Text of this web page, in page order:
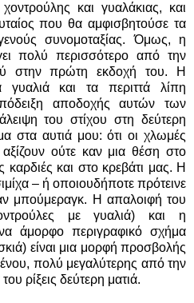
και γυαλάκιας, και
που θα αμφισβητούσε τα
συνομοταξίας. Όμως, η
πολύ περισσότερο από την
στην πρώτη εκδοχή του. Η
και τα περιττά λίπη
αποδοχής αυτών των
του στίχου στη δεύτερη
στα αυτιά μου: ότι οι χλωμές
ούτε καν μια θέση στο
και στο κρεβάτι μας. Η
– ή οποιουδήποτε πρότεινε
μπούμεραγκ. Η απαλοιφή του
με γυαλιά) και η
άμορφο περιγραφικό σχήμα
είναι μια μορφή προσβολής
πολύ μεγαλύτερης από την
ρίξεις δεύτερη ματιά.